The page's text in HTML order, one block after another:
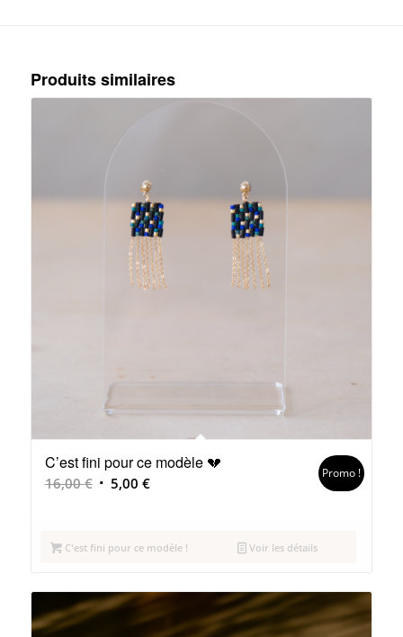
Produits similaires
C’est fini pour ce modèle 💔
16,00€ Le
était :
5,00 €Le
est :
Promo !
C'est fini pour ce modèle ! Voir les détails